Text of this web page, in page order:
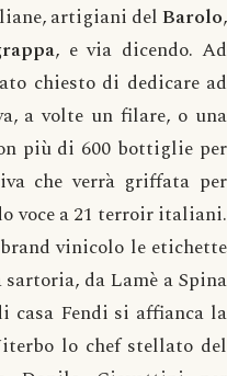
artigiani delBarolo,
, e via dicendo. Ad
chiesto di dedicare ad
a volte un filare, o una
più di 600 bottiglie per
che verrà griffata per
voce a 21 terroir italiani.
vinicolo le etichette
da Lamè a Spina
casa Fendi si affianca la
lo chef stellato del